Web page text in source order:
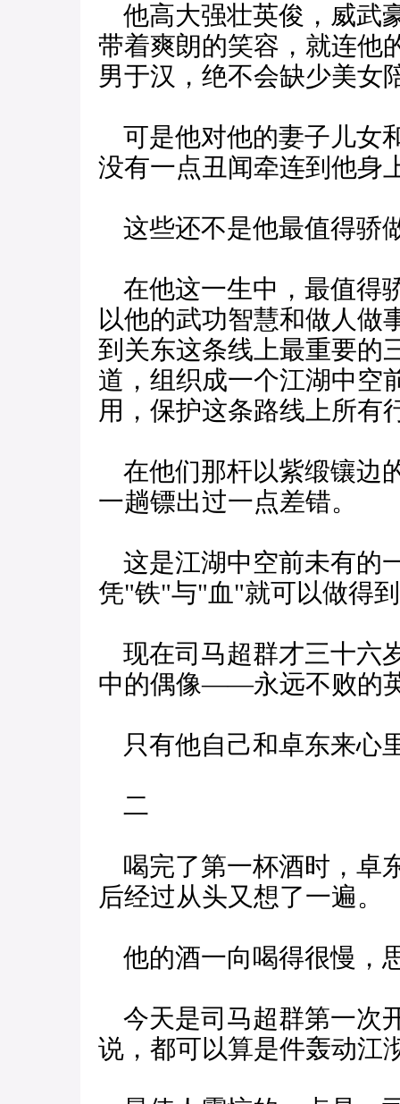
他高大强壮英俊，威武
带着爽朗的笑容，就连他
男于汉，绝不会缺少美女
可是他对他的妻子儿女
没有一点丑闻牵连到他身
这些还不是他最值得骄
在他这一生中，最值得
以他的武功智慧和做人做
到关东这条线上最重要的
道，组织成一个江湖中空
用，保护这条路线上所有
在他们那杆以紫缎镶边
一趟镖出过一点差错。
这是江湖中空前未有的
凭"铁"与"血"就可以做得
现在司马超群才三十六
中的偶像——永远不败的
只有他自己和卓东来心
二
喝完了第一杯酒时，卓
后经过从头又想了一遍。
他的酒一向喝得很慢，
今天是司马超群第一次
说，都可以算是件轰动江